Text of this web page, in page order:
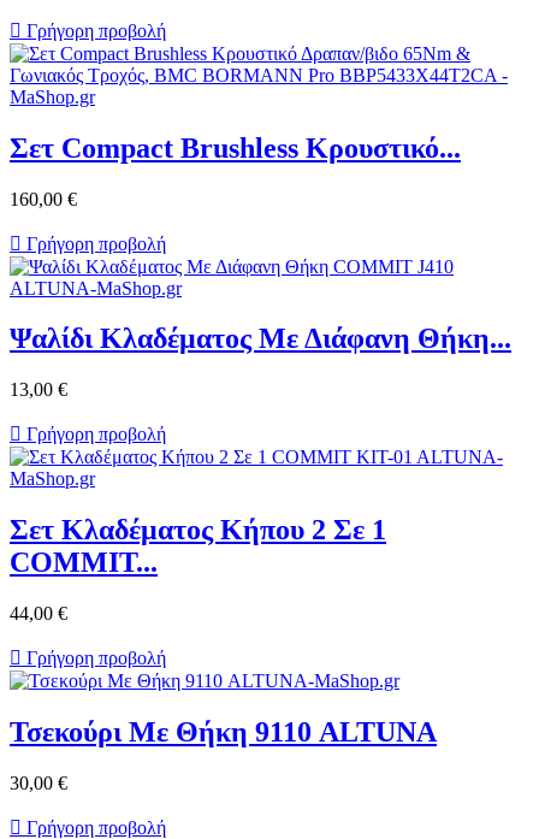
 Γρήγορη προβολή
Σετ Compact Brushless Κρουστικό...
160,00 €
 Γρήγορη προβολή
Ψαλίδι Κλαδέματος Με Διάφανη Θήκη...
13,00 €
 Γρήγορη προβολή
Σετ Κλαδέματος Κήπου 2 Σε 1
COMMIT...
44,00 €
 Γρήγορη προβολή
Τσεκούρι Με Θήκη 9110 ALTUNA
30,00 €
 Γρήγορη προβολή